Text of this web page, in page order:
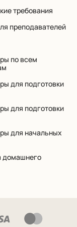
требования
преподавателей
по всем
для подготовки
для подготовки
для начальных
домашнего